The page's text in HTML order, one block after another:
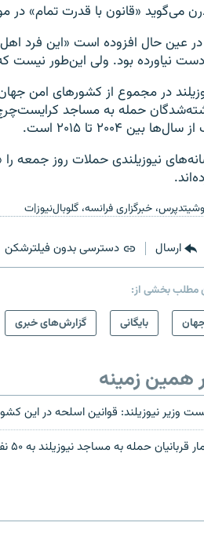
می‌گوید «قانون با قدرت تمام» در
در عین حال افزوده است «این فرد
نیاورده بود. ولی این‌طور نیست
در مجموع از کشورهای امن
حمله به مساجد کرایست‌چرچ
سال‌ها بین ۲۰۰۴ تا ۲۰۱۵ است.
نیوزیلندی حملات روز جمعه
خبرگزاری فرانسه، گلوبال‌نیوز|ت
ارسال دسترسی بدون فیلترشکن
مطلب بخشی از:
بایگانی گزارش‌های خبری
همین زمینه
وزیر نیوزیلند: قوانین اسلحه در این
قربانیان حمله به مساجد نیوزیلند به ۵۰ نفر افزایش یافت